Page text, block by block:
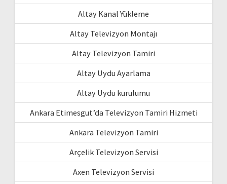
Altay Kanal Yükleme
Altay Televizyon Montajı
Altay Televizyon Tamiri
Altay Uydu Ayarlama
Altay Uydu kurulumu
Ankara Etimesgut’da Televizyon Tamiri Hizmeti
Ankara Televizyon Tamiri
Arçelik Televizyon Servisi
Axen Televizyon Servisi